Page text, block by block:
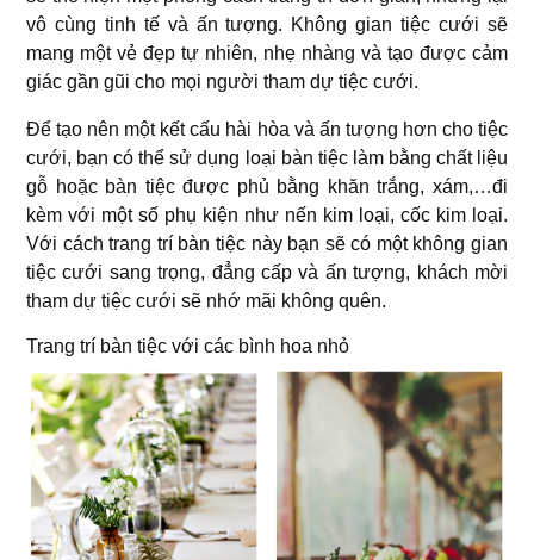
vô cùng tinh tế và ấn tượng. Không gian tiệc cưới sẽ
mang một vẻ đẹp tự nhiên, nhẹ nhàng và tạo được cảm
giác gần gũi cho mọi người tham dự tiệc cưới.
Để tạo nên một kết cấu hài hòa và ấn tượng hơn cho tiệc
cưới, bạn có thể sử dụng loại bàn tiệc làm bằng chất liệu
gỗ hoặc bàn tiệc được phủ bằng khăn trắng, xám,…đi
kèm với một số phụ kiện như nến kim loại, cốc kim loại.
Với cách trang trí bàn tiệc này bạn sẽ có một không gian
tiệc cưới sang trọng, đẳng cấp và ấn tượng, khách mời
tham dự tiệc cưới sẽ nhớ mãi không quên.
Trang trí bàn tiệc với các bình hoa nhỏ